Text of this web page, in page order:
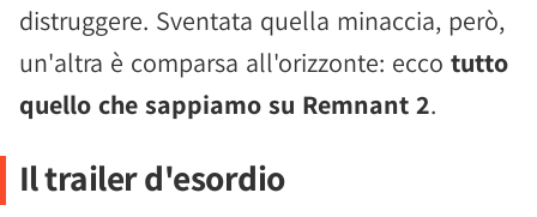
distruggere. Sventata quella minaccia, però,
un'altra è comparsa all'orizzonte: ecco tutto
quello che sappiamo su Remnant 2.
Il trailer d'esordio